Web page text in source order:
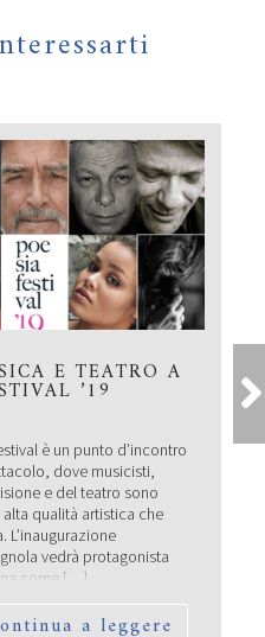
E TEATRO A
’19
è un punto d’incontro
dove musicisti,
e del teatro sono
qualità artistica che
L’inaugurazione
vedrà protagonista
come […]
a leggere